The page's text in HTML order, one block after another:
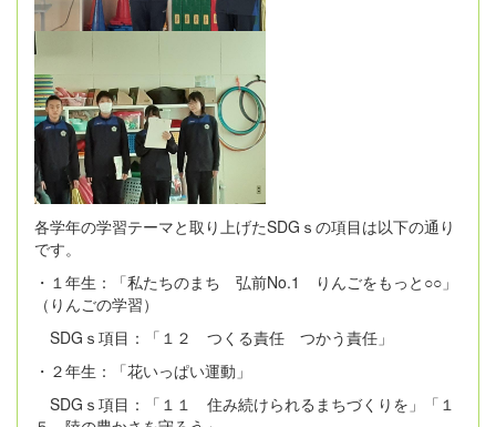
各学年の学習テーマと取り上げたSDGｓの項目は以下の通り
です。
・１年生：「私たちのまち 弘前No.1 りんごをもっと○○」
（りんごの学習）
SDGｓ項目：「１２ つくる責任 つかう責任」
・２年生：「花いっぱい運動」
SDGｓ項目：「１１ 住み続けられるまちづくりを」「１